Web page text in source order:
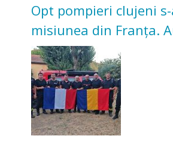
Opt pompieri clujeni
misiunea din Franța.
incendii de vegetație și